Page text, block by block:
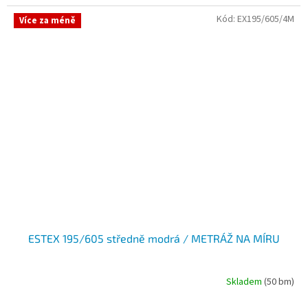
Více za méně
ESTEX 195/605 středně modrá / METRÁŽ NA MÍRU
Skladem (50 bm)
Kód: EX195/605/4M